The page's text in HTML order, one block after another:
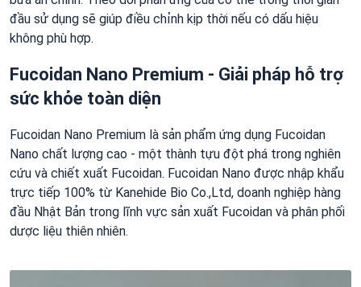
đầu sử dụng sẽ giúp điều chỉnh kịp thời nếu có dấu hiệu
không phù hợp.
Fucoidan Nano Premium - Giải pháp hỗ trợ
sức khỏe toàn diện
Fucoidan Nano Premium là sản phẩm ứng dụng Fucoidan
Nano chất lượng cao - một thành tựu đột phá trong nghiên
cứu và chiết xuất Fucoidan. Fucoidan Nano được nhập khẩu
trực tiếp 100% từ Kanehide Bio Co.,Ltd, doanh nghiệp hàng
đầu Nhật Bản trong lĩnh vực sản xuất Fucoidan và phân phối
dược liệu thiên nhiên.